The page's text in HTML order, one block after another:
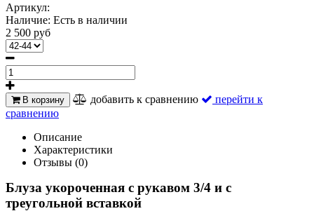
Артикул:
Наличие: Есть в наличии
2 500 руб
В корзину добавить к сравнению
перейти к
сравнению
Описание
Характеристики
Отзывы (0)
Блуза укороченная с рукавом 3/4 и с
треугольной вставкой